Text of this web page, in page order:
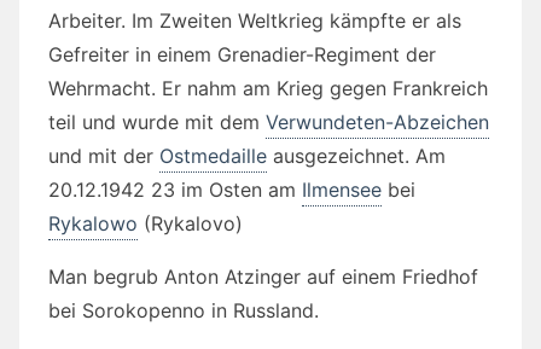
Arbeiter. Im Zweiten Weltkrieg kämpfte er als
Gefreiter in einem Grenadier-Regiment der
Wehrmacht. Er nahm am Krieg gegen Frankreich
teil und wurde mit dem Verwundeten-Abzeichen
und mit der Ostmedaille ausgezeichnet. Am
20.12.1942 23 im Osten am Ilmensee bei
Rykalowo (Rykalovo)
Man begrub Anton Atzinger auf einem Friedhof
bei Sorokopenno in Russland.